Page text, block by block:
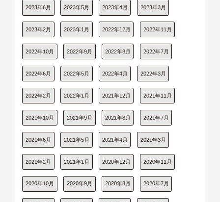
2023年6月 2023年5月 2023年4月 2023年3月
2023年2月 2023年1月 2022年12月 2022年11月
2022年10月 2022年9月 2022年8月 2022年7月
2022年6月 2022年5月 2022年4月 2022年3月
2022年2月 2022年1月 2021年12月 2021年11月
2021年10月 2021年9月 2021年8月 2021年7月
2021年6月 2021年5月 2021年4月 2021年3月
2021年2月 2021年1月 2020年12月 2020年11月
2020年10月 2020年9月 2020年8月 2020年7月